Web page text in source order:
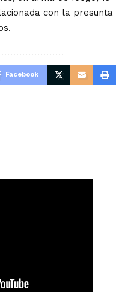
con la presunta
Facebook